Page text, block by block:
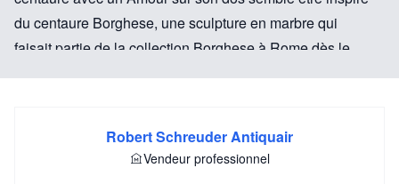
du centaure Borghese, une sculpture en marbre qui
faisait partie de la collection Borghese à Rome dès le
prisés achetés lors du Grand Tour en Italie ou en France.
Les médaillons en bois d'origine sont finis en faux
Robert Schreuder Antiquair
Vendeur professionnel